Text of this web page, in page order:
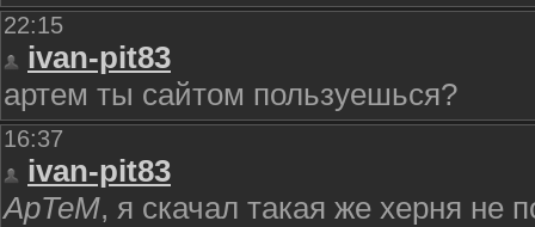
22:15
ivan-pit83
артем ты сайтом пользуешься?
16:37
ivan-pit83
ApTeM, я скачал такая же херня не